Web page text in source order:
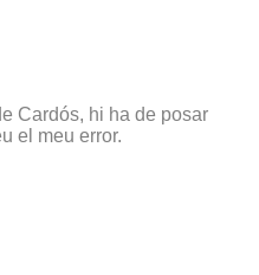
Cardós, hi ha de posar
el meu error.